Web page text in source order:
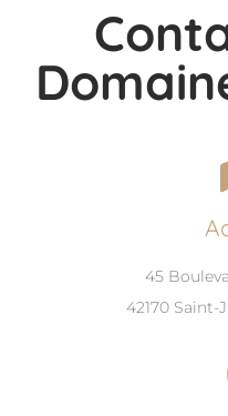
45
42170